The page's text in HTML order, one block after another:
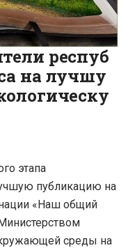
респуб
на лучшу
этапа
публикацию на
«Наш общий
среды на